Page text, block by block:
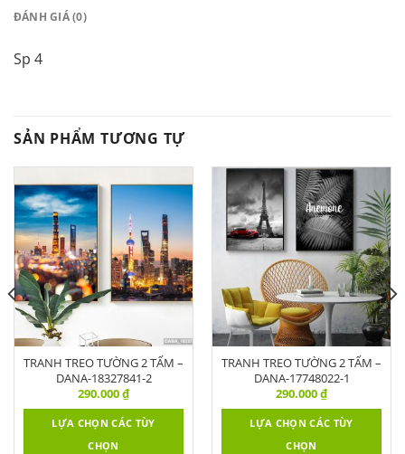
ĐÁNH GIÁ (0)
Sp 4
SẢN PHẨM TƯƠNG TỰ
TRANH TREO TƯỜNG 2 TẤM –
DANA-18327841-2
290.000₫
LỰA CHỌN CÁC TÙY
CHỌN
TRANH TREO TƯỜNG 2 TẤM –
DANA-17748022-1
290.000₫
LỰA CHỌN CÁC TÙY
CHỌN